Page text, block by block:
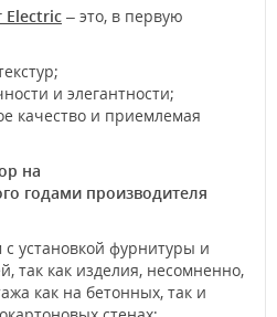
Electric – это, в первую
и элегантности;
качество и приемлемая
на
годами производителя
с установкой фурнитуры и
так как изделия, несомненно,
как на бетонных, так и